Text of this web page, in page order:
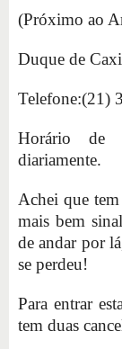
(Próximo ao
Duque de
Telefone:(21)
Horário de
diariamente.
Achei que
mais bem
de andar por
se perdeu!
Para entrar
tem duas